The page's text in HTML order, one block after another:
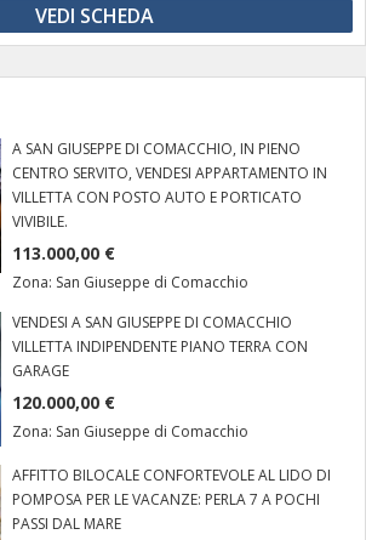
VEDI SCHEDA
A SAN GIUSEPPE DI COMACCHIO, IN PIENO
CENTRO SERVITO, VENDESI APPARTAMENTO IN
VILLETTA CON POSTO AUTO E PORTICATO
VIVIBILE.
113.000,00 €
Zona: San Giuseppe di Comacchio
VENDESI A SAN GIUSEPPE DI COMACCHIO
VILLETTA INDIPENDENTE PIANO TERRA CON
GARAGE
120.000,00 €
Zona: San Giuseppe di Comacchio
AFFITTO BILOCALE CONFORTEVOLE AL LIDO DI
POMPOSA PER LE VACANZE: PERLA 7 A POCHI
PASSI DAL MARE